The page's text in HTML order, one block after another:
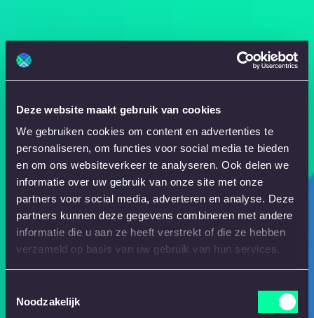
Deze website maakt gebruik van cookies
We gebruiken cookies om content en advertenties te
personaliseren, om functies voor social media te bieden
en om ons websiteverkeer te analyseren. Ook delen we
informatie over uw gebruik van onze site met onze
partners voor social media, adverteren en analyse. Deze
partners kunnen deze gegevens combineren met andere
informatie die u aan ze heeft verstrekt of die ze hebben
verzameld op basis van uw gebruik van hun services.
Noodzakelijk